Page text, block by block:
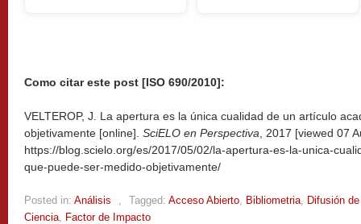
Como citar este post [ISO 690/2010]:
VELTEROP, J. La apertura es la única cualidad de un artículo
objetivamente [online]. SciELO en Perspectiva , 2017 [viewed 07
https://blog.scielo.org/es/2017/05/02/la-apertura-es-la-unica-
que-puede-ser-medido-objetivamente/
Posted in: Análisis Tagged: Acceso Abierto Bibliometria Difusión
Ciencia Factor de Impacto